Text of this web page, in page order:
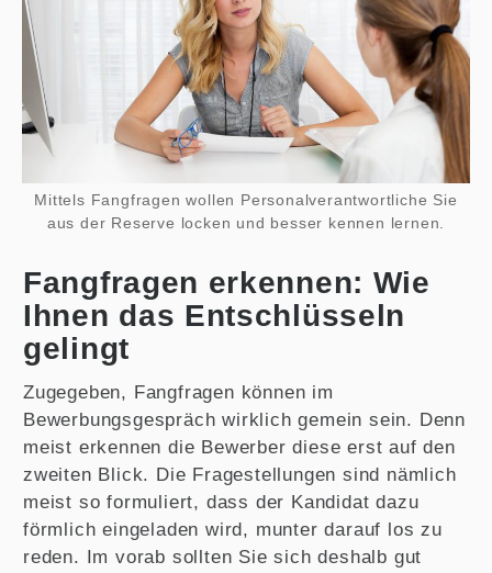
Mittels Fangfragen wollen Personalverantwortliche Sie
aus der Reserve locken und besser kennen lernen.
Fangfragen erkennen: Wie
Ihnen das Entschlüsseln
gelingt
Zugegeben, Fangfragen können im
Bewerbungsgespräch wirklich gemein sein. Denn
meist erkennen die Bewerber diese erst auf den
zweiten Blick. Die Fragestellungen sind nämlich
meist so formuliert, dass der Kandidat dazu
förmlich eingeladen wird, munter darauf los zu
reden. Im vorab sollten Sie sich deshalb gut